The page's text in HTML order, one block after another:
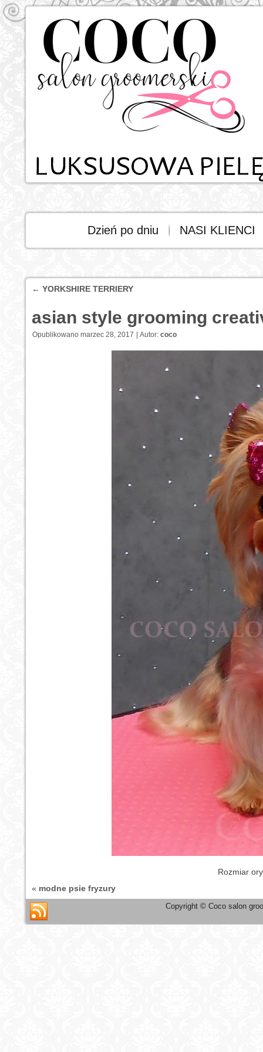
Dzień po dniu NASI KLIENCI
← YORKSHIRE TERRIERY
asian style grooming
Opublikowano marzec 28, 2017 Autor: coco
Rozmiar
« modne psie fryzury
Copyright © Coco salon